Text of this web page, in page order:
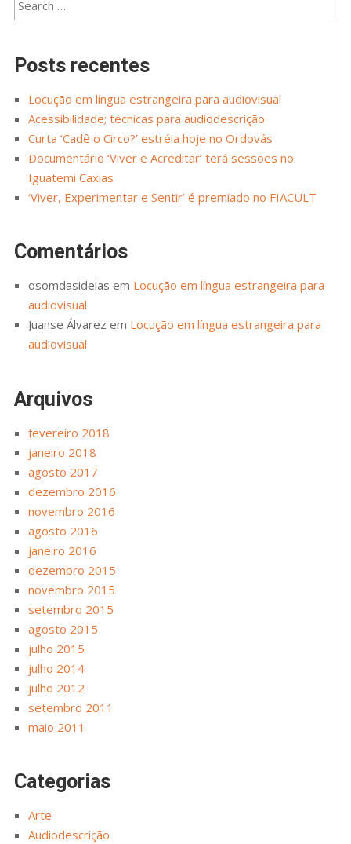
Posts recentes
Locução em língua estrangeira para audiovisual
Acessibilidade; técnicas para audiodescrição
Curta ‘Cadê o Circo?’ estréia hoje no Ordovás
Documentário ‘Viver e Acreditar’ terá sessões no
Iguatemi Caxias
‘Viver, Experimentar e Sentir’ é premiado no FIACULT
Comentários
osomdasideias em Locução em língua estrangeira para
audiovisual
Juanse Álvarez em Locução em língua estrangeira para
audiovisual
Arquivos
fevereiro 2018
janeiro 2018
agosto 2017
dezembro 2016
novembro 2016
agosto 2016
janeiro 2016
dezembro 2015
novembro 2015
setembro 2015
agosto 2015
julho 2015
julho 2014
julho 2012
setembro 2011
maio 2011
Categorias
Arte
Audiodescrição